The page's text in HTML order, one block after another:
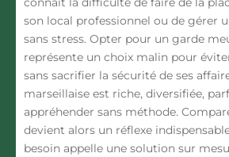
son local professionnel ou de gérer
sans stress. Opter pour un garde
représente un choix malin pour
sans sacrifier la sécurité de ses
marseillaise est riche, diversifiée,
appréhender sans méthode.
devient alors un réflexe
besoin appelle une solution sur